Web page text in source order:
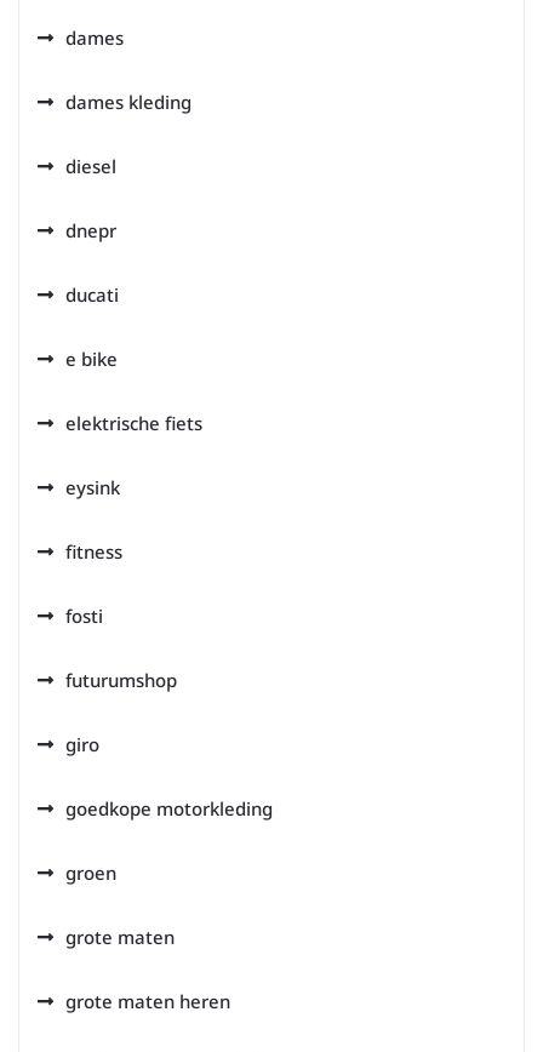
dames
dames kleding
diesel
dnepr
ducati
e bike
elektrische fiets
eysink
fitness
fosti
futurumshop
giro
goedkope motorkleding
groen
grote maten
grote maten heren